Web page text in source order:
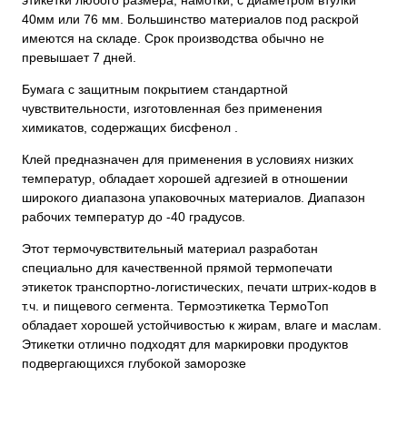
40мм или 76 мм. Большинство материалов под раскрой
имеются на складе. Срок производства обычно не
превышает 7 дней.
Бумага с защитным покрытием стандартной
чувствительности, изготовленная без применения
химикатов, содержащих бисфенол .
Клей предназначен для применения в условиях низких
температур, обладает хорошей адгезией в отношении
широкого диапазона упаковочных материалов. Диапазон
рабочих температур до -40 градусов.
Этот термочувствительный материал разработан
специально для качественной прямой термопечати
этикеток транспортно-логистических, печати штрих-кодов в
т.ч. и пищевого сегмента. Термоэтикетка ТермоТоп
обладает хорошей устойчивостью к жирам, влаге и маслам.
Этикетки отлично подходят для маркировки продуктов
подвергающихся глубокой заморозке